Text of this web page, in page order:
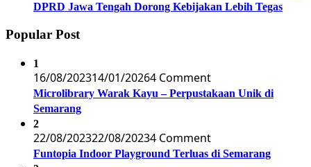
DPRD Jawa Tengah Dorong Kebijakan Lebih Tegas
Popular Post
1
16/08/202314/01/20264 Comment
Microlibrary Warak Kayu – Perpustakaan Unik di
Semarang
2
22/08/202322/08/20234 Comment
Funtopia Indoor Playground Terluas di Semarang